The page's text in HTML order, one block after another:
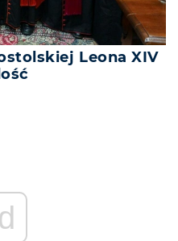
Leona XIV